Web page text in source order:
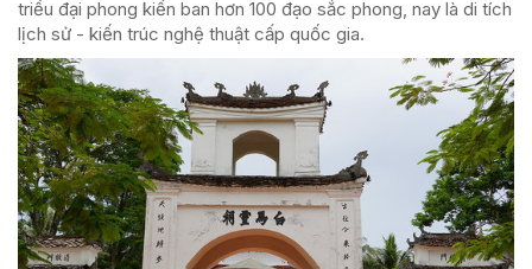
triều đại phong kiến ban hơn 100 đạo sắc phong, nay là di tích
lịch sử - kiến trúc nghệ thuật cấp quốc gia.